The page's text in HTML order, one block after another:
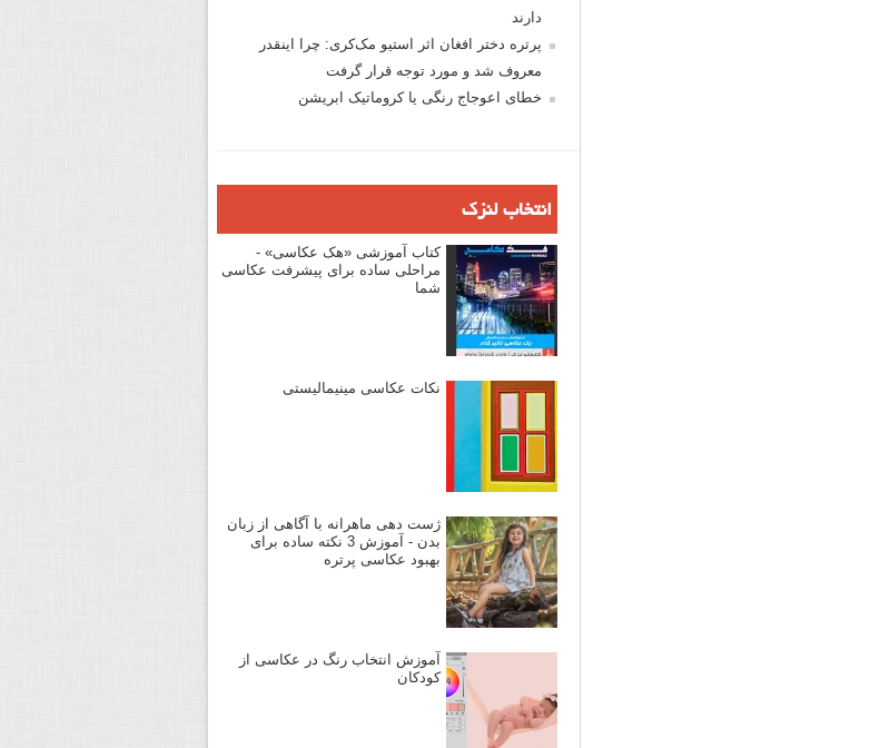
دارند
پرتره دختر افغان اثر استیو مک‌کری: چرا اینقدر
معروف شد و مورد توجه قرار گرفت
خطای اعوجاج رنگی یا کروماتیک ابریشن
انتخاب لنزک
کتاب آموزشی «هک عکاسی» -
مراحلی ساده برای پیشرفت عکاسی
شما
نکات عکاسی مینیمالیستی
ژست دهی ماهرانه با آگاهی از زبان
بدن - آموزش 3 نکته ساده برای
بهبود عکاسی پرتره
آموزش انتخاب رنگ در عکاسی از
کودکان